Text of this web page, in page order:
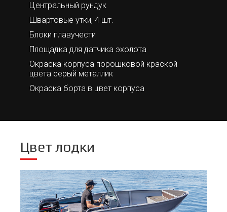
Центральный рундук
Швартовые утки, 4 шт.
Блоки плавучести
Площадка для датчика эхолота
Окраска корпуса порошковой краской
цвета серый металлик
Окраска борта в цвет корпуса
Цвет лодки